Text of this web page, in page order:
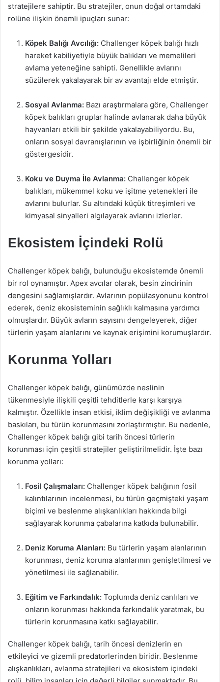
stratejilere sahiptir. Bu stratejiler, onun doğal ortamdaki
rolüne ilişkin önemli ipuçları sunar:
Köpek Balığı Avcılığı: Challenger köpek balığı hızlı
hareket kabiliyetiyle büyük balıkları ve memelileri
avlama yeteneğine sahipti. Genellikle avlarını
süzülerek yakalayarak bir av avantajı elde etmiştir.
Sosyal Avlanma: Bazı araştırmalara göre, Challenger
köpek balıkları gruplar halinde avlanarak daha büyük
hayvanları etkili bir şekilde yakalayabiliyordu. Bu,
onların sosyal davranışlarının ve işbirliğinin önemli bir
göstergesidir.
Koku ve Duyma İle Avlanma: Challenger köpek
balıkları, mükemmel koku ve işitme yetenekleri ile
avlarını bulurlar. Su altındaki küçük titreşimleri ve
kimyasal sinyalleri algılayarak avlarını izlerler.
Ekosistem İçindeki Rolü
Challenger köpek balığı, bulunduğu ekosistemde önemli
bir rol oynamıştır. Apex avcılar olarak, besin zincirinin
dengesini sağlamışlardır. Avlarının popülasyonunu kontrol
ederek, deniz ekosisteminin sağlıklı kalmasına yardımcı
olmuşlardır. Büyük avların sayısını dengeleyerek, diğer
türlerin yaşam alanlarını ve kaynak erişimini korumuşlardır.
Korunma Yolları
Challenger köpek balığı, günümüzde neslinin
tükenmesiyle ilişkili çeşitli tehditlerle karşı karşıya
kalmıştır. Özellikle insan etkisi, iklim değişikliği ve avlanma
baskıları, bu türün korunmasını zorlaştırmıştır. Bu nedenle,
Challenger köpek balığı gibi tarih öncesi türlerin
korunması için çeşitli stratejiler geliştirilmelidir. İşte bazı
korunma yolları:
Fosil Çalışmaları: Challenger köpek balığının fosil
kalıntılarının incelenmesi, bu türün geçmişteki yaşam
biçimi ve beslenme alışkanlıkları hakkında bilgi
sağlayarak korunma çabalarına katkıda bulunabilir.
Deniz Koruma Alanları: Bu türlerin yaşam alanlarının
korunması, deniz koruma alanlarının genişletilmesi ve
yönetilmesi ile sağlanabilir.
Eğitim ve Farkındalık: Toplumda deniz canlıları ve
onların korunması hakkında farkındalık yaratmak, bu
türlerin korunmasına katkı sağlayabilir.
Challenger köpek balığı, tarih öncesi denizlerin en
etkileyici ve gizemli predatorlerinden biridir. Beslenme
alışkanlıkları, avlanma stratejileri ve ekosistem içindeki